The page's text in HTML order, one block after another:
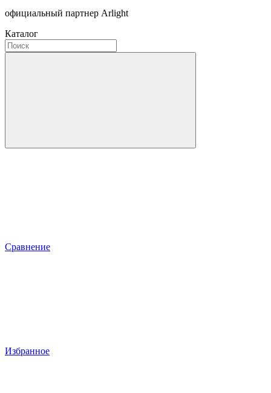
официальный партнер Arlight
Каталог
Сравнение
Избранное